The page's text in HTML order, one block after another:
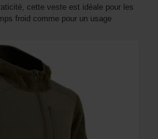
cette veste est idéale pour les
froid comme pour un usage